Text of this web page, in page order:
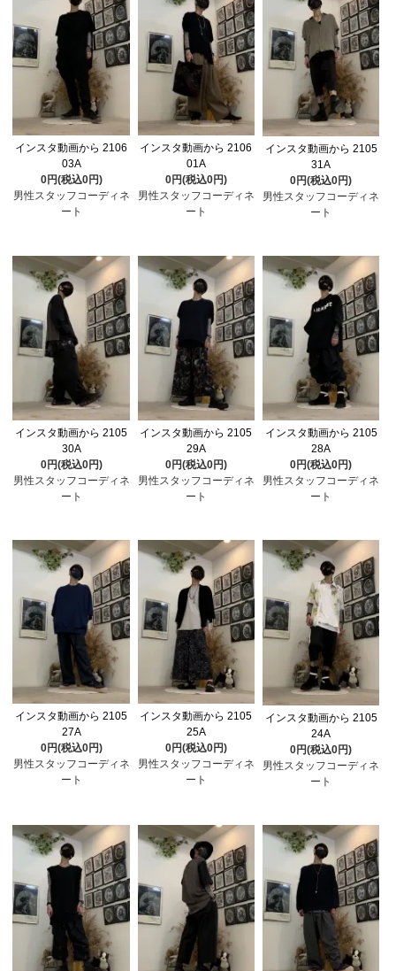
インスタ動画から 2106
03A
0円(税込0円)
男性スタッフコーディネ
ート
インスタ動画から 2106
01A
0円(税込0円)
男性スタッフコーディネ
ート
インスタ動画から 2105
31A
0円(税込0円)
男性スタッフコーディネ
ート
インスタ動画から 2105
30A
0円(税込0円)
男性スタッフコーディネ
ート
インスタ動画から 2105
29A
0円(税込0円)
男性スタッフコーディネ
ート
インスタ動画から 2105
28A
0円(税込0円)
男性スタッフコーディネ
ート
インスタ動画から 2105
27A
0円(税込0円)
男性スタッフコーディネ
ート
インスタ動画から 2105
25A
0円(税込0円)
男性スタッフコーディネ
ート
インスタ動画から 2105
24A
0円(税込0円)
男性スタッフコーディネ
ート